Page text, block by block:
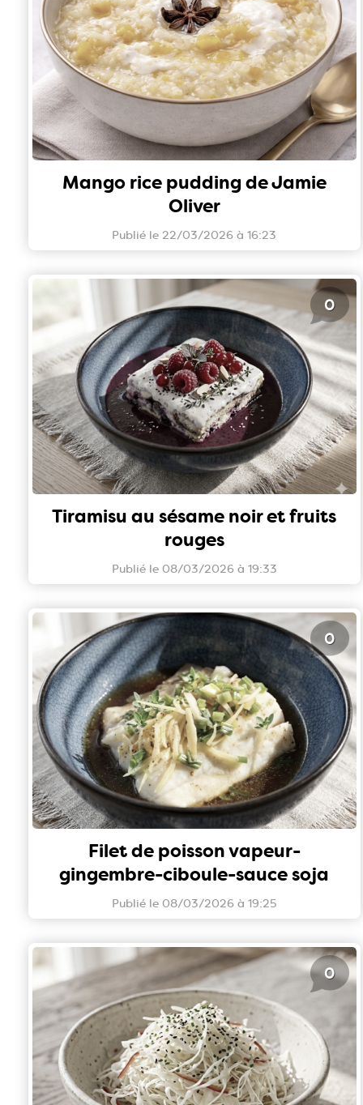
Mango rice pudding de Jamie
Oliver
Publié le 22/03/2026 à 16:23
Tiramisu au sésame noir et fruits
rouges
Publié le 08/03/2026 à 19:33
0
Filet de poisson vapeur-
gingembre-ciboule-sauce soja
Publié le 08/03/2026 à 19:25
0
0